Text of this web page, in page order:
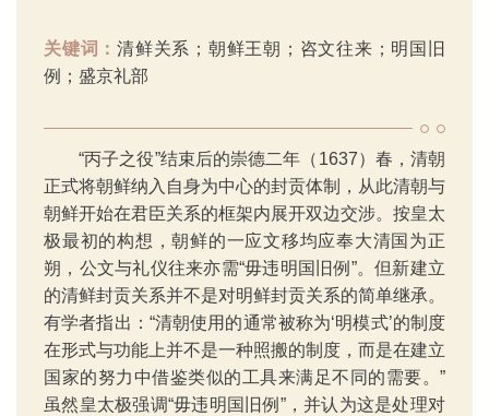
关键词：清鲜关系；朝鲜王朝；咨文往来；明国旧
例；盛京礼部
“丙子之役”结束后的崇德二年（1637）春，清朝
正式将朝鲜纳入自身为中心的封贡体制，从此清朝与
朝鲜开始在君臣关系的框架内展开双边交涉。按皇太
极最初的构想，朝鲜的一应文移均应奉大清国为正
朔，公文与礼仪往来亦需“毋违明国旧例”。但新建立
的清鲜封贡关系并不是对明鲜封贡关系的简单继承。
有学者指出：“清朝使用的通常被称为‘明模式’的制度
在形式与功能上并不是一种照搬的制度，而是在建立
国家的努力中借鉴类似的工具来满足不同的需要。”
虽然皇太极强调“毋违明国旧例”，并认为这是处理对